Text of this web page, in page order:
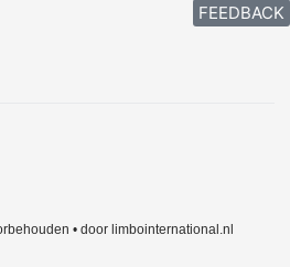
• door limbointernational.nl
FEEDBACK